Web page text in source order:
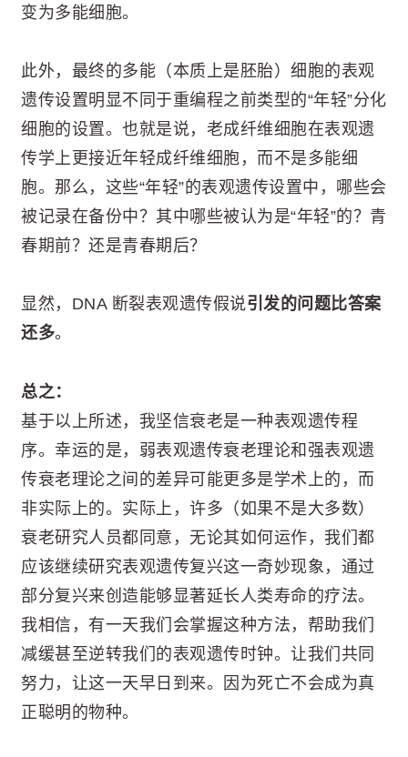
变为多能细胞。
此外，最终的多能（本质上是胚胎）细胞的表观
遗传设置明显不同于重编程之前类型的“年轻”分化
细胞的设置。也就是说，老成纤维细胞在表观遗
传学上更接近年轻成纤维细胞，而不是多能细
胞。那么，这些“年轻”的表观遗传设置中，哪些会
被记录在备份中？其中哪些被认为是“年轻”的？青
春期前？还是青春期后？
显然，DNA 断裂表观遗传假说引发的问题比答案
还多。
总之：
基于以上所述，我坚信衰老是一种表观遗传程
序。幸运的是，弱表观遗传衰老理论和强表观遗
传衰老理论之间的差异可能更多是学术上的，而
非实际上的。实际上，许多（如果不是大多数）
衰老研究人员都同意，无论其如何运作，我们都
应该继续研究表观遗传复兴这一奇妙现象，通过
部分复兴来创造能够显著延长人类寿命的疗法。
我相信，有一天我们会掌握这种方法，帮助我们
减缓甚至逆转我们的表观遗传时钟。让我们共同
努力，让这一天早日到来。因为死亡不会成为真
正聪明的物种。